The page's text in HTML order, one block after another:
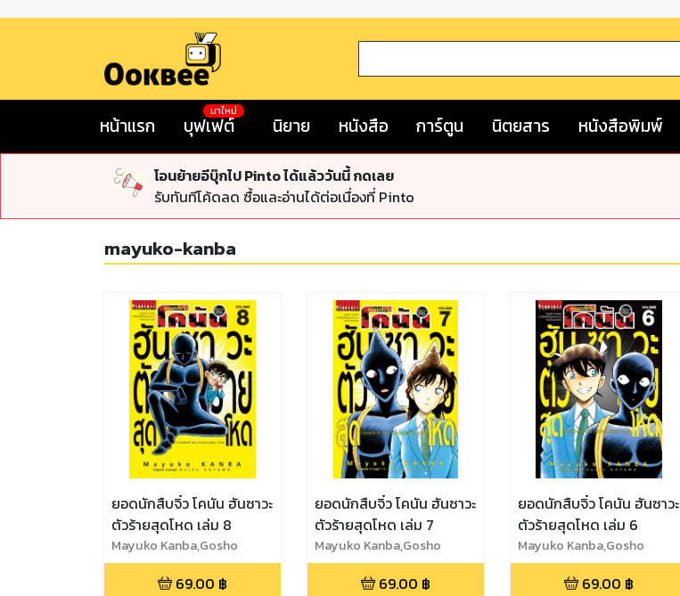
หน้าแรก บุฟเฟต์
มาใหม่
นิยาย หนังสือ การ์ตูน นิตยสาร หนังสือพิมพ์
โอนย้ายอีบุ๊กไป Pinto ได้แล้ววันนี้ กดเลย
รับทันทีโค้ดลด ซื้อและอ่านได้ต่อเนื่องที่ Pinto
mayuko-kanba
ยอดนักสืบจิ๋ว โคนัน ฮันซาวะ
ตัวร้ายสุดโหด เล่ม 8
Mayuko Kanba,Gosho
Aoyama
69.00 ฿
ยอดนักสืบจิ๋ว โคนัน ฮันซาวะ
ตัวร้ายสุดโหด เล่ม 7
Mayuko Kanba,Gosho
Aoyama
69.00 ฿
ยอดนักสืบจิ๋ว โคนัน ฮันซาวะ
ตัวร้ายสุดโหด เล่ม 6
Mayuko Kanba,Gosho
Aoyama
69.00 ฿